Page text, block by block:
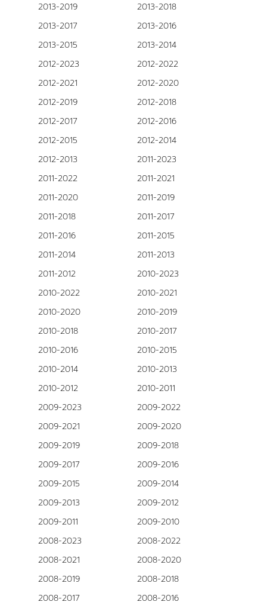
2013-2019
2013-2018
2013-2017
2013-2016
2013-2015
2013-2014
2012-2023
2012-2022
2012-2021
2012-2020
2012-2019
2012-2018
2012-2017
2012-2016
2012-2015
2012-2014
2012-2013
2011-2023
2011-2022
2011-2021
2011-2020
2011-2019
2011-2018
2011-2017
2011-2016
2011-2015
2011-2014
2011-2013
2011-2012
2010-2023
2010-2022
2010-2021
2010-2020
2010-2019
2010-2018
2010-2017
2010-2016
2010-2015
2010-2014
2010-2013
2010-2012
2010-2011
2009-2023
2009-2022
2009-2021
2009-2020
2009-2019
2009-2018
2009-2017
2009-2016
2009-2015
2009-2014
2009-2013
2009-2012
2009-2011
2009-2010
2008-2023
2008-2022
2008-2021
2008-2020
2008-2019
2008-2018
2008-2017
2008-2016